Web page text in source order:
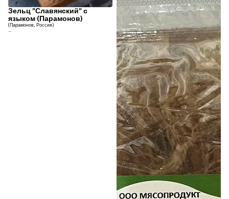
Зельц "Славянский" с
языком (Парамонов)
(Парамонов, Россия)